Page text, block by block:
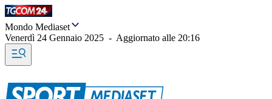
Mondo Mediaset
Venerdì 24 Gennaio 2025 - Aggiornato alle 20:16